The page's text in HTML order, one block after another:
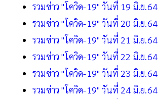
รวมข่าว "โควิด-19" วันที่ 19 มิ.ย.64
รวมข่าว "โควิด-19" วันที่ 20 มิ.ย.64
รวมข่าว "โควิด-19" วันที่ 21 มิ.ย.64
รวมข่าว "โควิด-19" วันที่ 22 มิ.ย.64
รวมข่าว "โควิด-19" วันที่ 23 มิ.ย.64
รวมข่าว "โควิด-19" วันที่ 24 มิ.ย.64